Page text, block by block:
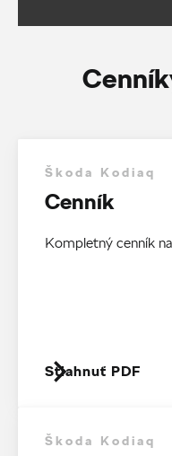
Škoda Kodiaq
Cenník
Kompletný cenník
Stiahnuť PDF
Škoda Kodiaq